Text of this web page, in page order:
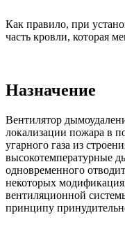
Как правило, при
часть кровли, которая
Назначение
Вентилятор
локализации пожара в
угарного газа из
высокотемпературные
одновременного
некоторых
вентиляционной
принципу